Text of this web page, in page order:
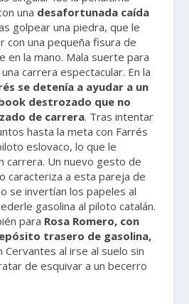
una desafortunada caída
golpear una piedra, que le
con una pequeña fisura de
en la mano. Mala suerte para
carrera espectacular. En la
se detenía a ayudar a un
destrozado que no
de carrera. Tras intentar
hasta la meta con Farrés
eslovaco, lo que le
carrera. Un nuevo gesto de
caracteriza a esta pareja de
se invertían los papeles al
gasolina al piloto catalán.
para Rosa Romero, con
trasero de gasolina,
Cervantes al irse al suelo sin
de esquivar a un becerro